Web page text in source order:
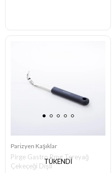
TÜKENDI
Parizyen Kaşıklar
Pirge Gastro Pmg Tereyağ
Çekeçeği Dişli